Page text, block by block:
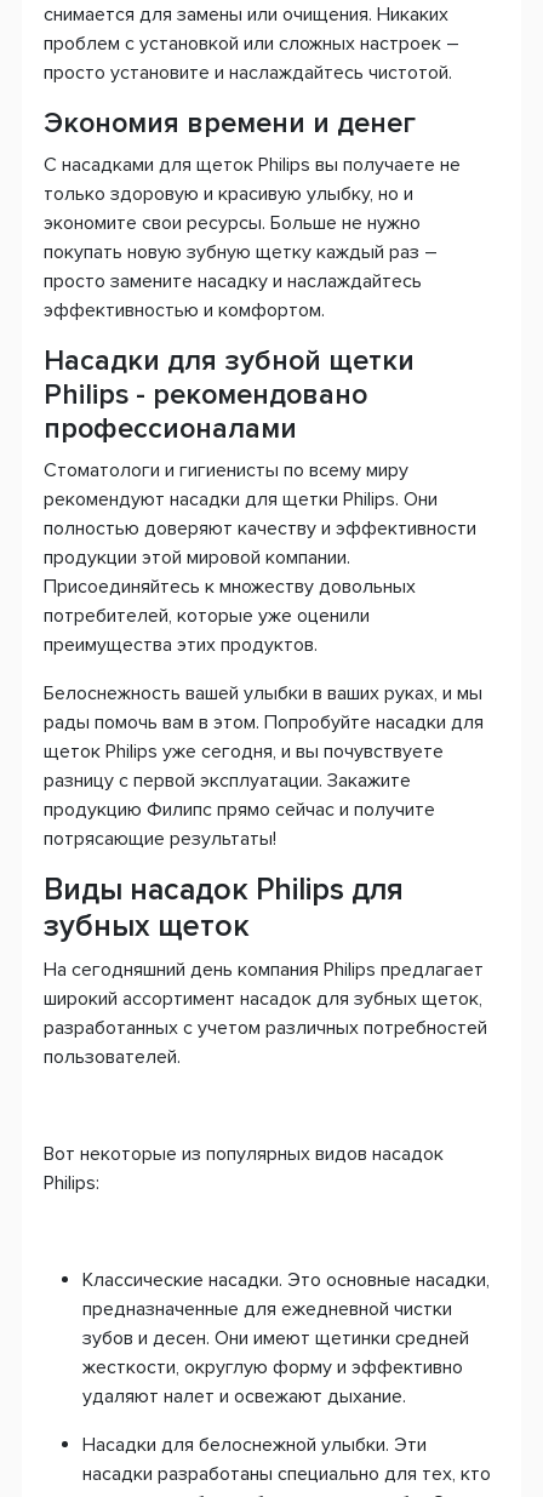
снимается для замены или очищения. Никаких
проблем с установкой или сложных настроек –
просто установите и наслаждайтесь чистотой.
Экономия времени и денег
С насадками для щеток Philips вы получаете не
только здоровую и красивую улыбку, но и
экономите свои ресурсы. Больше не нужно
покупать новую зубную щетку каждый раз –
просто замените насадку и наслаждайтесь
эффективностью и комфортом.
Насадки для зубной щетки
Philips - рекомендовано
профессионалами
Стоматологи и гигиенисты по всему миру
рекомендуют насадки для щетки Philips. Они
полностью доверяют качеству и эффективности
продукции этой мировой компании.
Присоединяйтесь к множеству довольных
потребителей, которые уже оценили
преимущества этих продуктов.
Белоснежность вашей улыбки в ваших руках, и мы
рады помочь вам в этом. Попробуйте насадки для
щеток Philips уже сегодня, и вы почувствуете
разницу с первой эксплуатации. Закажите
продукцию Филипс прямо сейчас и получите
потрясающие результаты!
Виды насадок Philips для
зубных щеток
На сегодняшний день компания Philips предлагает
широкий ассортимент насадок для зубных щеток,
разработанных с учетом различных потребностей
пользователей.
Вот некоторые из популярных видов насадок
Philips:
Классические насадки. Это основные насадки,
предназначенные для ежедневной чистки
зубов и десен. Они имеют щетинки средней
жесткости, округлую форму и эффективно
удаляют налет и освежают дыхание.
Насадки для белоснежной улыбки. Эти
насадки разработаны специально для тех, кто